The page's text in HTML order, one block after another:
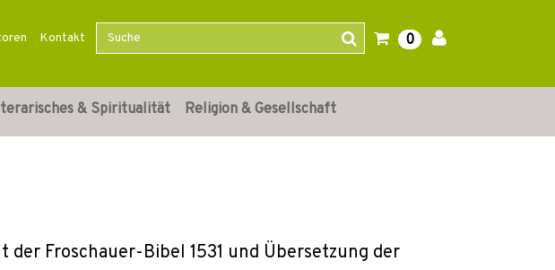
Kontakt 0
& Spiritualität Religion & Gesellschaft
der Froschauer-Bibel 1531 und Übersetzung der